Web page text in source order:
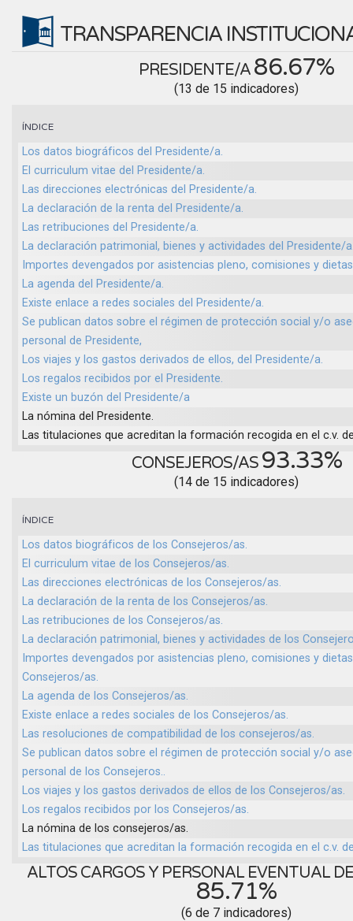
TRANSPARENCIA
PRESIDENTE/A 86.67%
(13 de 15 indicadores)
ÍNDICE
Los datos biográficos del Presidente/a.
El curriculum vitae del Presidente/a.
Las direcciones electrónicas del Presidente/a.
La declaración de la renta del Presidente/a.
Las retribuciones del Presidente/a.
La declaración patrimonial, bienes y actividades del Presidente/
Importes devengados por asistencias pleno, comisiones y
La agenda del Presidente/a.
Existe enlace a redes sociales del Presidente/a.
Se publican datos sobre el régimen de protección social y/o
personal de Presidente,
Los viajes y los gastos derivados de ellos, del Presidente/a.
Los regalos recibidos por el Presidente.
Existe un buzón del Presidente/a
La nómina del Presidente.
Las titulaciones que acreditan la formación recogida en el c.v.
CONSEJEROS/AS 93.33%
(14 de 15 indicadores)
ÍNDICE
Los datos biográficos de los Consejeros/as.
El curriculum vitae de los Consejeros/as.
Las direcciones electrónicas de los Consejeros/as.
La declaración de la renta de los Consejeros/as.
Las retribuciones de los Consejeros/as.
La declaración patrimonial, bienes y actividades de los
Importes devengados por asistencias pleno, comisiones y
Consejeros/as.
La agenda de los Consejeros/as.
Existe enlace a redes sociales de los Consejeros/as.
Las resoluciones de compatibilidad de los consejeros/as.
Se publican datos sobre el régimen de protección social y/o
personal de los Consejeros..
Los viajes y los gastos derivados de ellos de los Consejeros/as.
Los regalos recibidos por los Consejeros/as.
La nómina de los consejeros/as.
Las titulaciones que acreditan la formación recogida en el c.v.
ALTOS CARGOS Y PERSONAL EVENTUAL
85.71%
(6 de 7 indicadores)